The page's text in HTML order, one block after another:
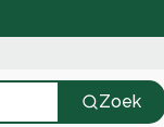
Zoek